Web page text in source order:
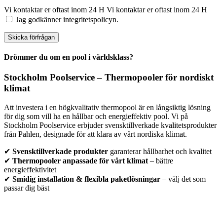
Vi kontaktar er oftast inom 24 H Vi kontaktar er oftast inom 24 H
Jag godkänner integritetspolicyn.
Skicka förfrågan
Drömmer du om en pool i världsklass?
Stockholm Poolservice – Thermopooler för nordiskt
klimat
Att investera i en högkvalitativ thermopool är en långsiktig lösning
för dig som vill ha en hållbar och energieffektiv pool. Vi på
Stockholm Poolservice erbjuder svensktillverkade kvalitetsprodukter
från Pahlen, designade för att klara av vårt nordiska klimat.
✔ Svensktillverkade produkter garanterar hållbarhet och kvalitet
✔ Thermopooler anpassade för vårt klimat – bättre
energieffektivitet
✔ Smidig installation & flexibla paketlösningar – välj det som
passar dig bäst